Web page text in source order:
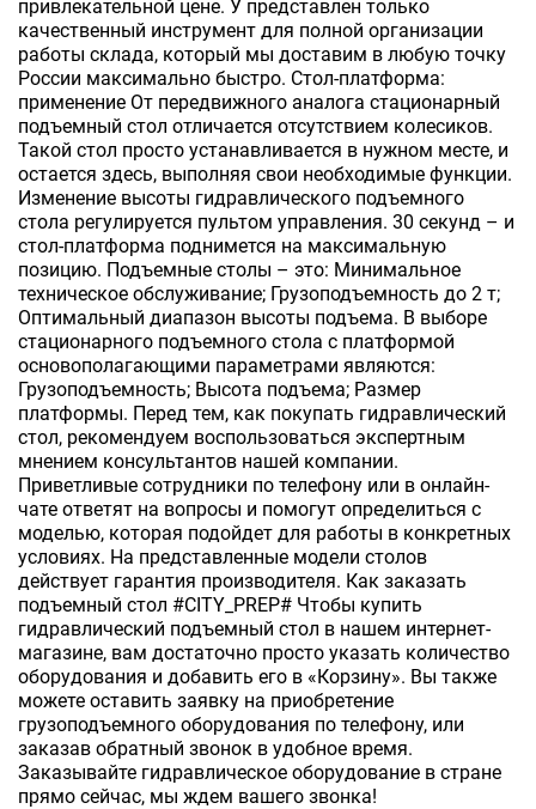
привлекательной цене. У представлен только
качественный инструмент для полной организации
работы склада, который мы доставим в любую точку
России максимально быстро. Стол-платформа:
применение От передвижного аналога стационарный
подъемный стол отличается отсутствием колесиков.
Такой стол просто устанавливается в нужном месте, и
остается здесь, выполняя свои необходимые функции.
Изменение высоты гидравлического подъемного
стола регулируется пультом управления. 30 секунд – и
стол-платформа поднимется на максимальную
позицию. Подъемные столы – это: Минимальное
техническое обслуживание; Грузоподъемность до 2 т;
Оптимальный диапазон высоты подъема. В выборе
стационарного подъемного стола с платформой
основополагающими параметрами являются:
Грузоподъемность; Высота подъема; Размер
платформы. Перед тем, как покупать гидравлический
стол, рекомендуем воспользоваться экспертным
мнением консультантов нашей компании.
Приветливые сотрудники по телефону или в онлайн-
чате ответят на вопросы и помогут определиться с
моделью, которая подойдет для работы в конкретных
условиях. На представленные модели столов
действует гарантия производителя. Как заказать
подъемный стол #CITY_PREP# Чтобы купить
гидравлический подъемный стол в нашем интернет-
магазине, вам достаточно просто указать количество
оборудования и добавить его в «Корзину». Вы также
можете оставить заявку на приобретение
грузоподъемного оборудования по телефону, или
заказав обратный звонок в удобное время.
Заказывайте гидравлическое оборудование в стране
прямо сейчас, мы ждем вашего звонка!